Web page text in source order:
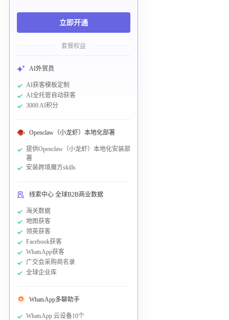
立即开通
套餐权益
AI外贸员
AI获客模板定制
AI全托管自动获客
3000 AI积分
Openclaw（小龙虾）本地化部署
提供Openclaw（小龙虾）本地化安装部
署
安装跨境魔方skills
线索中心 全球B2B商业数据
海关数据
地图获客
领英获客
Facebook获客
WhatsApp获客
广交会采购商名录
全球企业库
WhatsApp多聊助手
WhatsApp 云设备10个